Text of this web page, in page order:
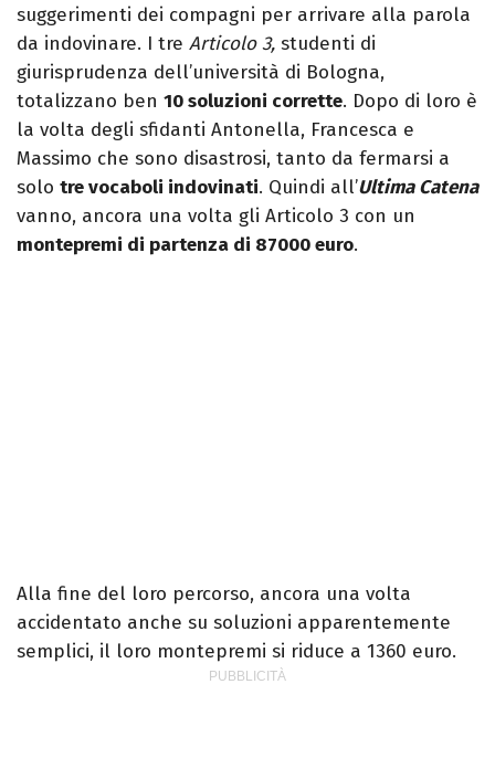
suggerimenti dei compagni per arrivare alla parola
da indovinare. I tre Articolo 3, studenti di
giurisprudenza dell’università di Bologna,
totalizzano ben 10 soluzioni corrette. Dopo di loro è
la volta degli sfidanti Antonella, Francesca e
Massimo che sono disastrosi, tanto da fermarsi a
solo tre vocaboli indovinati. Quindi all’Ultima Catena
vanno, ancora una volta gli Articolo 3 con un
montepremi di partenza di 87000 euro.
Alla fine del loro percorso, ancora una volta
accidentato anche su soluzioni apparentemente
semplici, il loro montepremi si riduce a 1360 euro.